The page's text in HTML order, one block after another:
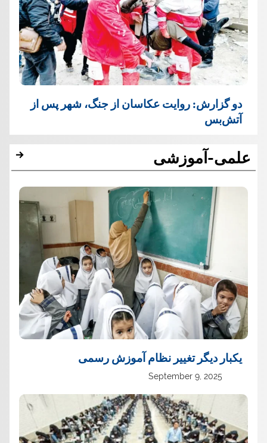
دو گزارش: روایت عکاسان از جنگ، شهر پس از
آتش‌بس
علمی-آموزشی
یک‏بار دیگر تغییر نظام آموزش رسمی
September 9, 2025